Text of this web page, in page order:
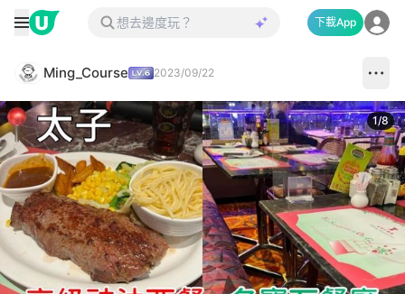
下載App
Ming_Course 2023/09/22
1/8